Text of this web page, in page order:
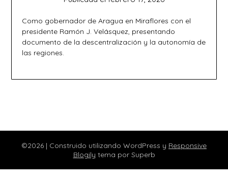
Como gobernador de Aragua en Miraflores con el
presidente Ramón J. Velásquez, presentando
documento de la descentralización y la autonomía de
las regiones.
©2026 | Construido utilizando WordPress y Responsive
Blogily tema por Superb